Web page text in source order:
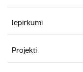
Iepirkumi
Projekti